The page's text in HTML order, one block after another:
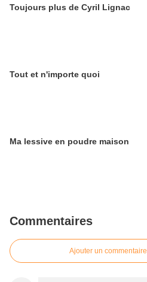
Toujours plus de Cyril Lignac
Tout et n'importe quoi
Ma lessive en poudre maison
Commentaires
Ajouter un commentaire